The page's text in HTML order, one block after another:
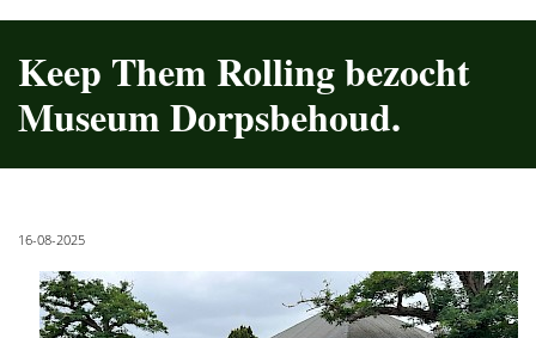
Keep Them Rolling bezocht
Museum Dorpsbehoud.
16-08-2025